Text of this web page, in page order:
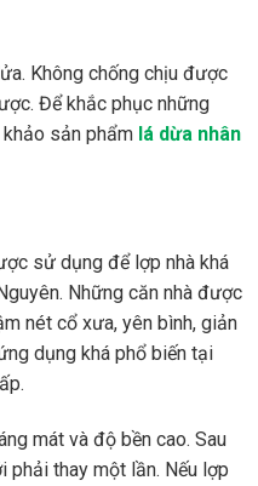
Không chống chịu được
Để khắc phục những
sản phẩm lá dừa nhân
sử dụng để lợp nhà khá
Những căn nhà được
nét cổ xưa, yên bình, giản
dụng khá phổ biến tại
mát và độ bền cao. Sau
thay một lần. Nếu lợp